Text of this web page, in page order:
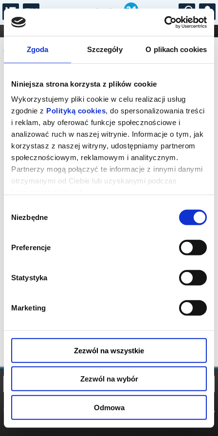
Zgoda Szczegóły O plikach cookies
Niniejsza strona korzysta z plików cookie
Wykorzystujemy pliki cookie w celu realizacji usług
zgodnie z Polityką cookies, do spersonalizowania treści
i reklam, aby oferować funkcje społecznościowe i
analizować ruch w naszej witrynie. Informacje o tym, jak
korzystasz z naszej witryny, udostępniamy partnerom
społecznościowym, reklamowym i analitycznym.
Partnerzy mogą połączyć te informacje z innymi danymi
otrzymanymi od Ciebie lub uzyskanymi podczas
zgody
Niezbędne
Preferencje
Statystyka
Marketing
Zezwól na wszystkie
Zezwól na wybór
Odmowa
...
FILHARMONIA OPERA I BALET
STAND-UP
DLA DZIECI
Komunikat
Sprzedaż on-line została zakończona,
sprawdź dostępność biletów w kasie.
POLITYKA
POLITYKA